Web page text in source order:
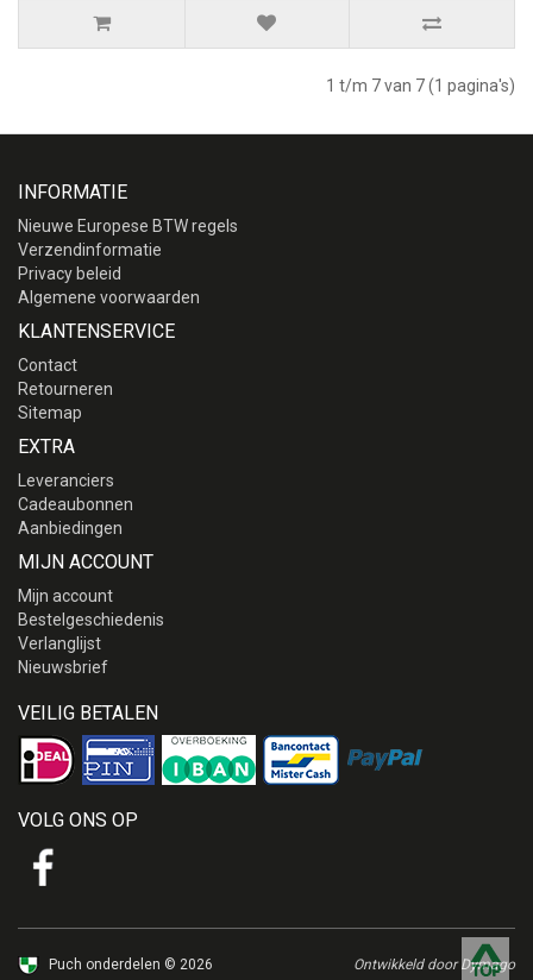
1 t/m 7 van 7 (1 pagina's)
INFORMATIE
Nieuwe Europese BTW regels
Verzendinformatie
Privacy beleid
Algemene voorwaarden
KLANTENSERVICE
Contact
Retourneren
Sitemap
EXTRA
Leveranciers
Cadeaubonnen
Aanbiedingen
MIJN ACCOUNT
Mijn account
Bestelgeschiedenis
Verlanglijst
Nieuwsbrief
VEILIG BETALEN
VOLG ONS OP
Puch onderdelen © 2026 Ontwikkeld door Dymago